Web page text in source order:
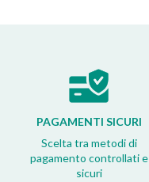
PAGAMENTI SICURI
Scelta tra metodi di
pagamento controllati e
sicuri